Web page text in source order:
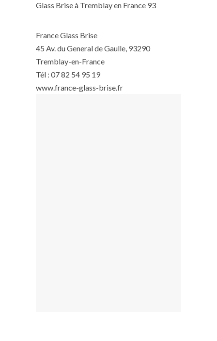
Glass Brise à Tremblay en France 93
France Glass Brise
45 Av. du General de Gaulle, 93290
Tremblay-en-France
Tél : 07 82 54 95 19
www.france-glass-brise.fr